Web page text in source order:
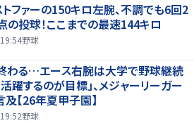
ファーの150キロ左腕、不調でも6回2
の投球！ここまでの最速144キロ
野球
わる…エース右腕は大学で野球継続
躍するのが目標」、メジャーリーガー
【26年夏甲子園】
野球